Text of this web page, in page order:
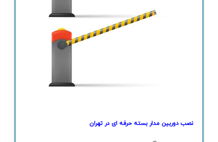
نصب دوربین مدار بسته حرفه ای در تهران